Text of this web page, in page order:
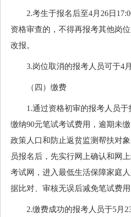
2.考生于报名后至4月26日
资格审查的，不得再报考其他岗
改报。
3.岗位取消的报考人员可于4月
（四）缴费
1.通过资格初审的报考人员于
缴纳90元笔试考试费用，逾期未
政策人口和防止返贫监测帮扶对
员报名后，先实行网上确认和网
考试网，进入最低生活保障家庭
据比对、审核无误后减免笔试费用
2.缴费成功的报考人员于5月23